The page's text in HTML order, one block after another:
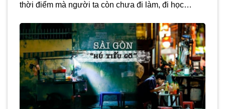
thời điểm mà người ta còn chưa đi làm, đi học…